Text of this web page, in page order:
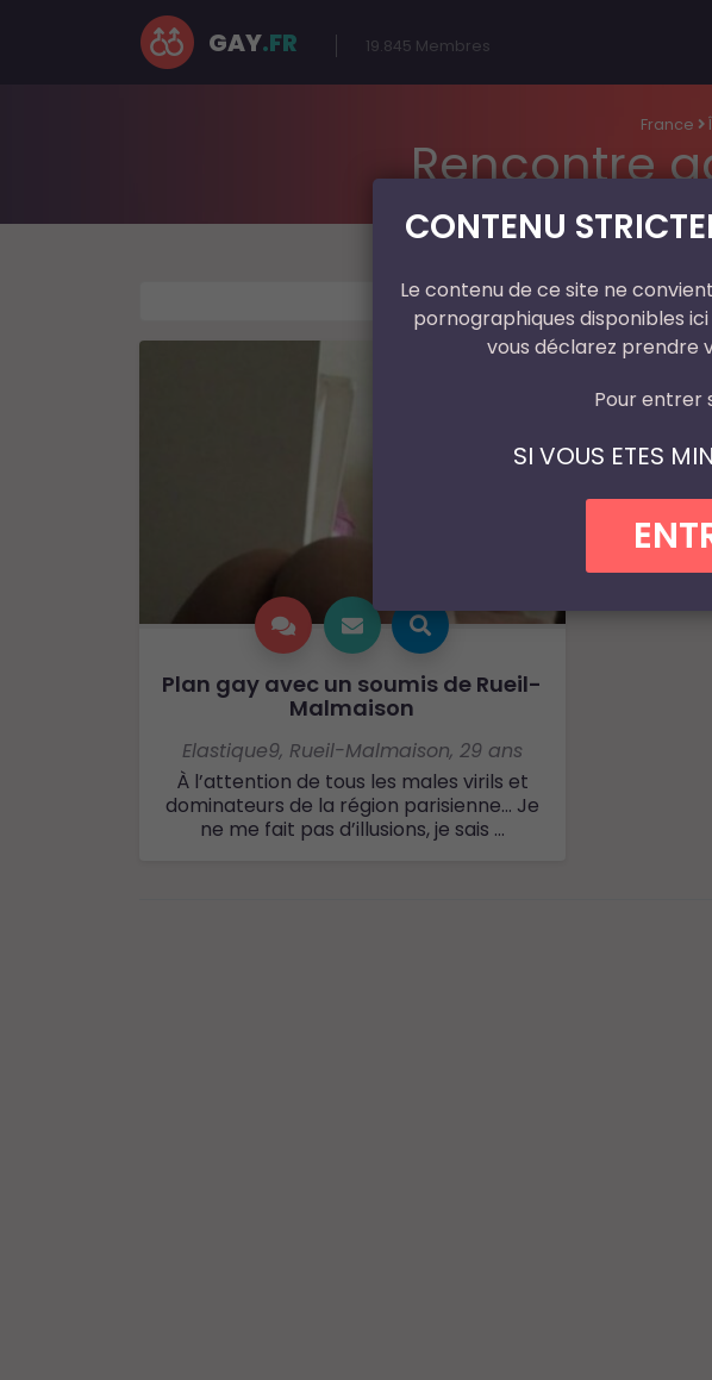
CONTENU
Le contenu de ce site ne
pornographiques disponibles
vous déclarez prendre
Pour entrer
SI VOUS ETES
GAY.FR 19.845 Membres
France
Rencontre
Plan gay avec un soumis de Rueil-
Malmaison
Elastique9, Rueil-Malmaison, 29 ans
À l’attention de tous les males virils et
dominateurs de la région parisienne… Je
ne me fait pas d’illusions, je sais ...